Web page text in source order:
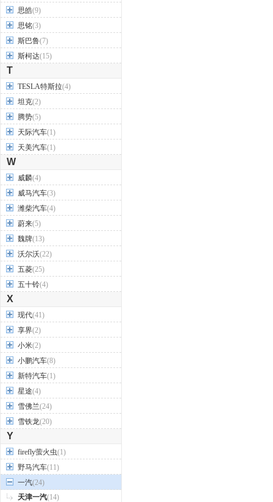
思皓(9)
思铭(3)
斯巴鲁(7)
斯柯达(15)
T
TESLA特斯拉(4)
坦克(2)
腾势(5)
天际汽车(1)
天美汽车(1)
W
威麟(4)
威马汽车(3)
潍柴汽车(4)
蔚来(5)
魏牌(13)
沃尔沃(22)
五菱(25)
五十铃(4)
X
现代(41)
享界(2)
小米(2)
小鹏汽车(8)
新特汽车(1)
星途(4)
雪佛兰(24)
雪铁龙(20)
Y
firefly萤火虫(1)
野马汽车(11)
一汽(24)
天津一汽(14)